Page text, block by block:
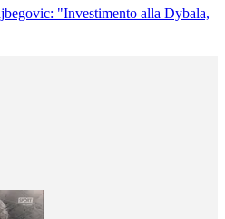
"Investimento alla Dybala,